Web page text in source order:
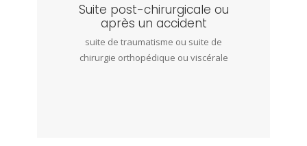
Suite post-chirurgicale ou
après un accident
suite de traumatisme ou suite de
chirurgie orthopédique ou viscérale